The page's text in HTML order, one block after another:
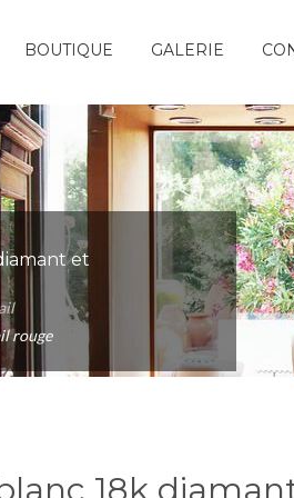
BOUTIQUE GALERIE
et
rouge